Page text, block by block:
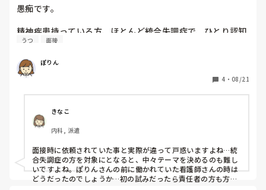
金をとるか、時間をとるのか、、、でもお金いるし、、、で全
く就活が進みません。
悩ましいですよね、、、。
愚痴です。
精神疾患持っている方、ほとんど統合失調症で、ひとり認知
症の方がいる職場にいます。利用者は10人以下の人数で、看
看護師としてお話をしてほしいと言われていて、面接時に体
と心の病気のことを分かりやすく絵を使って説明して欲しい
と言われ、パワーポイントを使ったり工夫してしていまし
た。で、今日うつの話をしたらしないでほしかったと言われ
ました。じゃあ最初にしないで欲しい内容は教えてくれ
よ、、心の病気と言っていたのに、、こっちは色々考えなが
らしているのに、、そしたら今日、外出するときのマナーと
かを話してと言われ困惑、、それ看護師じゃなくてもでき
る、、
うつ 面接
ぽりん
4 ・ 08/21
きなこ
内科, 派遣
面接時に依頼されていた事と実際が違って戸惑いますよね…統
合失調症の方を対象にとなると、中々テーマを決めるのも難し
いですよね。ぽりんさんの前に働かれていた看護師さんの時は
どうだったのでしょうか…初の試みだったら責任者の方も方向